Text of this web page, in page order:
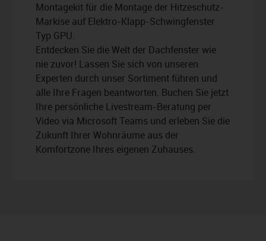
Montagekit für die Montage der Hitzeschutz-
Markise auf Elektro-Klapp-Schwingfenster
Typ GPU.
Entdecken Sie die Welt der Dachfenster wie
nie zuvor! Lassen Sie sich von unseren
Experten durch unser Sortiment führen und
alle Ihre Fragen beantworten. Buchen Sie jetzt
Ihre persönliche Livestream-Beratung per
Video via Microsoft Teams und erleben Sie die
Zukunft Ihrer Wohnräume aus der
Komfortzone Ihres eigenen Zuhauses.